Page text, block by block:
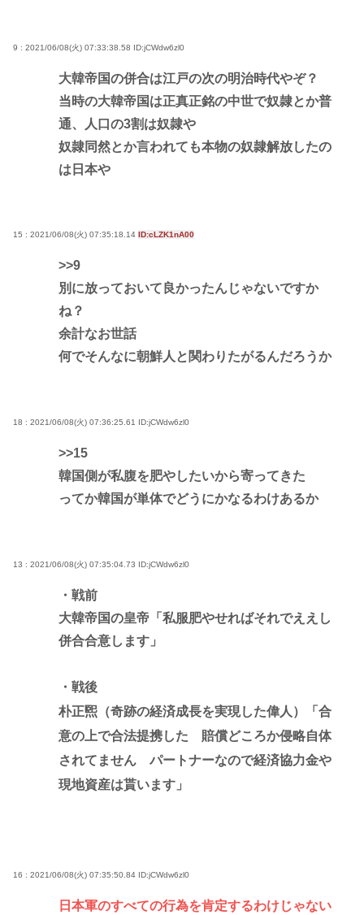
9 : 2021/06/08(火) 07:33:38.58 ID:jCWdw6zl0
大韓帝国の併合は江戸の次の明治時代やぞ？
当時の大韓帝国は正真正銘の中世で奴隷とか普
通、人口の3割は奴隷や
奴隷同然とか言われても本物の奴隷解放したの
は日本や
15 : 2021/06/08(火) 07:35:18.14 ID:cLZK1nA00
>>9
別に放っておいて良かったんじゃないですか
ね？
余計なお世話
何でそんなに朝鮮人と関わりたがるんだろうか
18 : 2021/06/08(火) 07:36:25.61 ID:jCWdw6zl0
>>15
韓国側が私腹を肥やしたいから寄ってきた
ってか韓国が単体でどうにかなるわけあるか
13 : 2021/06/08(火) 07:35:04.73 ID:jCWdw6zl0
・戦前
大韓帝国の皇帝「私服肥やせればそれでええし
併合合意します」
・戦後
朴正煕（奇跡の経済成長を実現した偉人）「合
意の上で合法提携した 賠償どころか侵略自体
されてません パートナーなので経済協力金や
現地資産は貰います」
16 : 2021/06/08(火) 07:35:50.84 ID:jCWdw6zl0
日本軍のすべての行為を肯定するわけじゃない